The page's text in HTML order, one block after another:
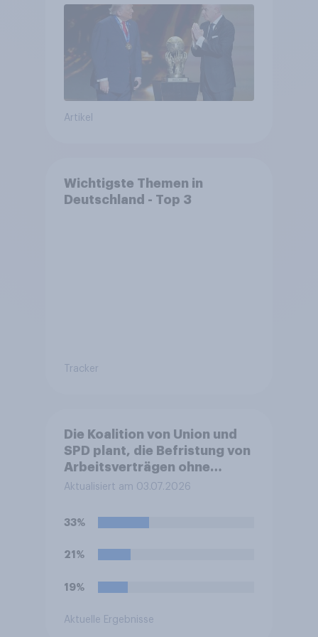
Fußball-WM ohne Politik
Artikel
Wichtigste Themen in
Deutschland - Top 3
Tracker
Die Koalition von Union und
SPD plant, die Befristung von
Arbeitsverträgen ohne
sachlichen Grund zu
Befristungen sollen demnach
bis zu 48 Monate und mit bis
zu sechs Verlängerungen
24 Monate und drei
Befürworten Sie diese
Aktualisiert am 03.07.2026
33%
21%
19%
Aktuelle Ergebnisse